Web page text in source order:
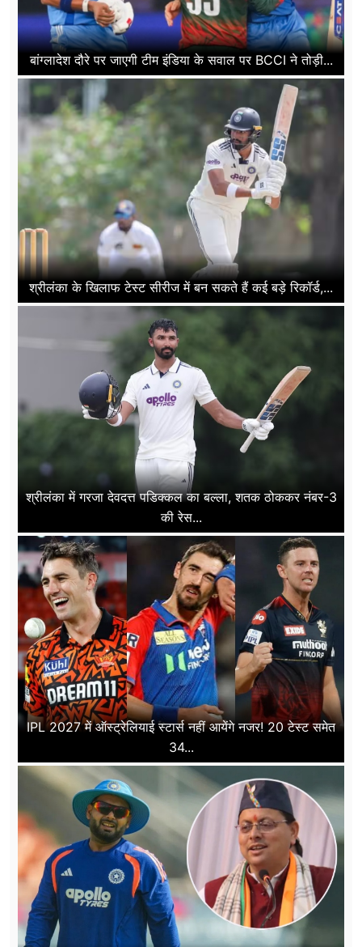
बांग्लादेश दौरे पर जाएगी टीम इंडिया के सवाल पर BCCI ने तोड़ी...
श्रीलंका के खिलाफ टेस्ट सीरीज में बन सकते हैं कई बड़े रिकॉर्ड,...
श्रीलंका में गरजा देवदत्त पडिक्कल का बल्ला, शतक ठोककर नंबर-3
की रेस...
IPL 2027 में ऑस्ट्रेलियाई स्टार्स नहीं आयेंगे नजर! 20 टेस्ट समेत
34...